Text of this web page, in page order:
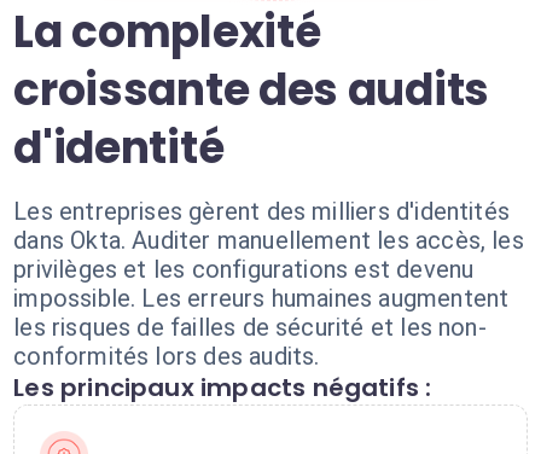
La complexité
croissante des audits
d'identité
Les entreprises gèrent des milliers d'identités
dans Okta. Auditer manuellement les accès, les
privilèges et les configurations est devenu
impossible. Les erreurs humaines augmentent
les risques de failles de sécurité et les non-
conformités lors des audits.
Les principaux impacts négatifs :